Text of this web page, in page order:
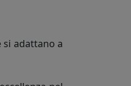
si adattano a